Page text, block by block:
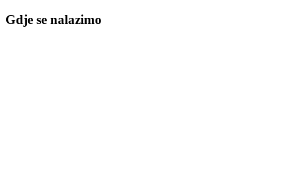
Gdje se nalazimo